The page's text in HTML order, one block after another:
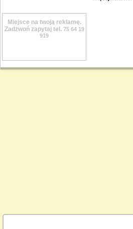
Miejsce na twoją reklamę.
Zadzwoń zapytaj tel. 75 64 19
919